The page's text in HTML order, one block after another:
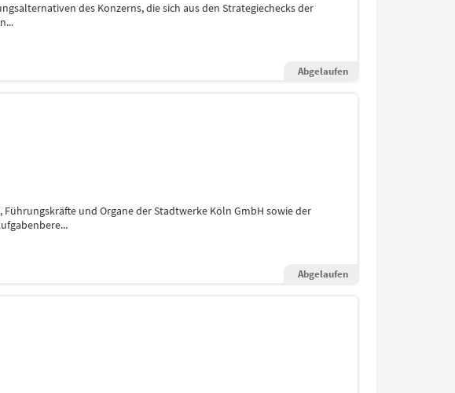
des Konzerns, die sich aus den Strategiechecks der
Abgelaufen
und Organe der Stadtwerke Köln GmbH sowie der
Abgelaufen